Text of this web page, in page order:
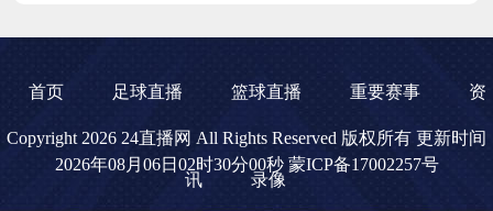
首页 足球直播 篮球直播 重要赛事 资
讯 录像
Copyright 2026 24直播网 All Rights Reserved 版权所有 更新时间
2026年08月06日02时30分00秒 蒙ICP备17002257号